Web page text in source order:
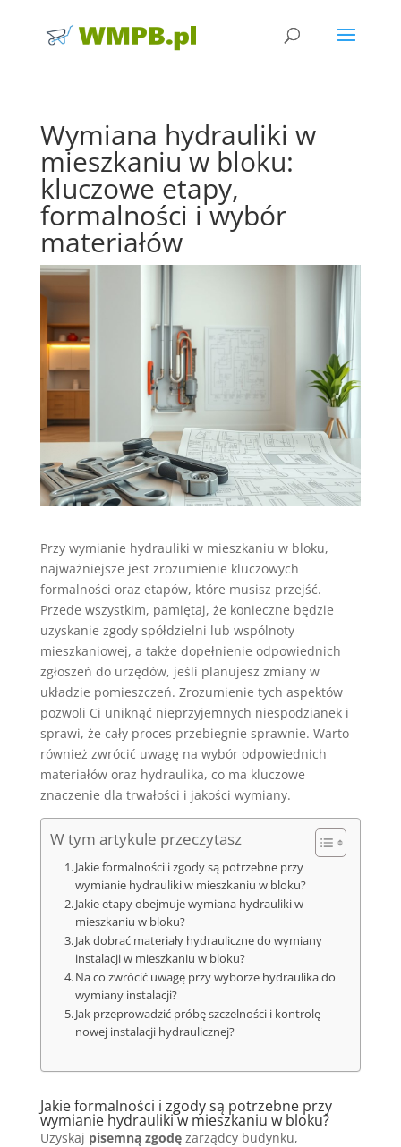
Wymiana hydrauliki w
mieszkaniu w bloku:
kluczowe etapy,
formalności i wybór
materiałów
Przy wymianie hydrauliki w mieszkaniu w bloku,
najważniejsze jest zrozumienie kluczowych
formalności oraz etapów, które musisz przejść.
Przede wszystkim, pamiętaj, że konieczne będzie
uzyskanie zgody spółdzielni lub wspólnoty
mieszkaniowej, a także dopełnienie odpowiednich
zgłoszeń do urzędów, jeśli planujesz zmiany w
układzie pomieszczeń. Zrozumienie tych aspektów
pozwoli Ci uniknąć nieprzyjemnych niespodzianek i
sprawi, że cały proces przebiegnie sprawnie. Warto
również zwrócić uwagę na wybór odpowiednich
materiałów oraz hydraulika, co ma kluczowe
znaczenie dla trwałości i jakości wymiany.
W tym artykule przeczytasz
Jakie formalności i zgody są potrzebne przy
wymianie hydrauliki w mieszkaniu w bloku?
Jakie etapy obejmuje wymiana hydrauliki w
mieszkaniu w bloku?
Jak dobrać materiały hydrauliczne do wymiany
instalacji w mieszkaniu w bloku?
Na co zwrócić uwagę przy wyborze hydraulika do
wymiany instalacji?
Jak przeprowadzić próbę szczelności i kontrolę
nowej instalacji hydraulicznej?
Jakie formalności i zgody są potrzebne przy
wymianie hydrauliki w mieszkaniu w bloku?
Uzyskaj pisemną zgodęzarządcy budynku,